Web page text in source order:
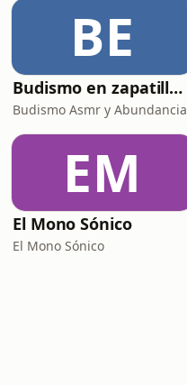
BE
Budismo en zapatillas, El budismo sin sermones
Budismo Asmr y Abundancia
EM
El Mono Sónico
El Mono Sónico